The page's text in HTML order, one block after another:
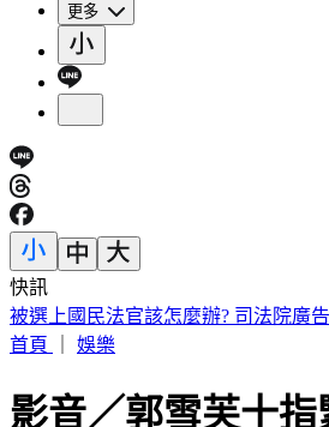
更多
快訊
被選上國民法官該怎麼辦? 司法院廣告
首頁
娛樂
影音／郭雪芙十